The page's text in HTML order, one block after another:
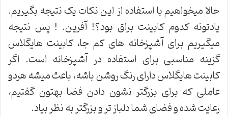
حالا میخواهیم با استفاده از این نکات یک نتیجه بگیریم.
یادتونه کدوم کابینت براق بود؟! آفرین. ! پس نتیجه
میگیریم برای آشپزخانه های کم جا، کابینت هایگلاس
گزینه مناسبی برای استفاده در آشپزخانه است. اگر
کابینت هایگلاس دارای رنگ روشن باشه، باعث میشه هردو
عاملی که برای بزرگتر نشون دادن فضا بهتون گفتیم،
رعایت شده و فضای شما دلباز تر و بزرگتر به نظر بیاد.